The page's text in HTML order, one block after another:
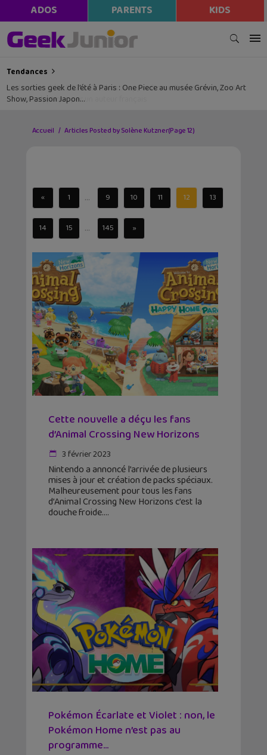
ADOS PARENTS KIDS
Tendances
Les sorties geek de l’été à Paris : One Piece au musée Grévin, Zoo Art
Show, Passion Japon…
Accueil Articles Posted by Solène Kutzner(Page 12)
« 1 ... 9 10 11 12 13
14 15 ... 145 »
Cette nouvelle a déçu les fans
d’Animal Crossing New Horizons
3 février 2023
Nintendo a annoncé l’arrivée de plusieurs
mises à jour et création de packs spéciaux.
Malheureusement pour tous les fans
d’Animal Crossing New Horizons c’est la
douche froide.
Pokémon Écarlate et Violet : non, le
Pokémon Home n’est pas au
programme…